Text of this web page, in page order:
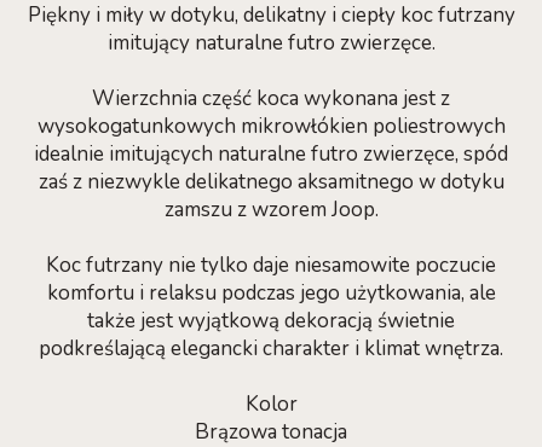
Piękny i miły w dotyku, delikatny i ciepły koc futrzany
imitujący naturalne futro zwierzęce.
Wierzchnia część koca wykonana jest z
wysokogatunkowych mikrowłókien poliestrowych
idealnie imitujących naturalne futro zwierzęce, spód
zaś z niezwykle delikatnego aksamitnego w dotyku
zamszu z wzorem Joop.
Koc futrzany nie tylko daje niesamowite poczucie
komfortu i relaksu podczas jego użytkowania, ale
także jest wyjątkową dekoracją świetnie
podkreślającą elegancki charakter i klimat wnętrza.
Kolor
Brązowa tonacja